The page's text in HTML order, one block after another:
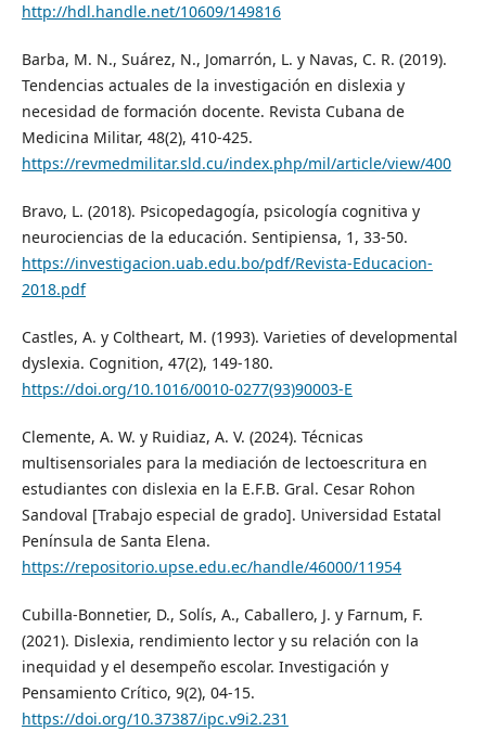
http://hdl.handle.net/10609/149816
Barba, M. N., Suárez, N., Jomarrón, L. y Navas, C. R. (2019).
Tendencias actuales de la investigación en dislexia y
necesidad de formación docente. Revista Cubana de
Medicina Militar, 48(2), 410-425.
https://revmedmilitar.sld.cu/index.php/mil/article/view/400
Bravo, L. (2018). Psicopedagogía, psicología cognitiva y
neurociencias de la educación. Sentipiensa, 1, 33-50.
https://investigacion.uab.edu.bo/pdf/Revista-Educacion-
2018.pdf
Castles, A. y Coltheart, M. (1993). Varieties of developmental
dyslexia. Cognition, 47(2), 149-180.
https://doi.org/10.1016/0010-0277(93)90003-E
Clemente, A. W. y Ruidiaz, A. V. (2024). Técnicas
multisensoriales para la mediación de lectoescritura en
estudiantes con dislexia en la E.F.B. Gral. Cesar Rohon
Sandoval [Trabajo especial de grado]. Universidad Estatal
Península de Santa Elena.
https://repositorio.upse.edu.ec/handle/46000/11954
Cubilla-Bonnetier, D., Solís, A., Caballero, J. y Farnum, F.
(2021). Dislexia, rendimiento lector y su relación con la
inequidad y el desempeño escolar. Investigación y
Pensamiento Crítico, 9(2), 04-15.
https://doi.org/10.37387/ipc.v9i2.231